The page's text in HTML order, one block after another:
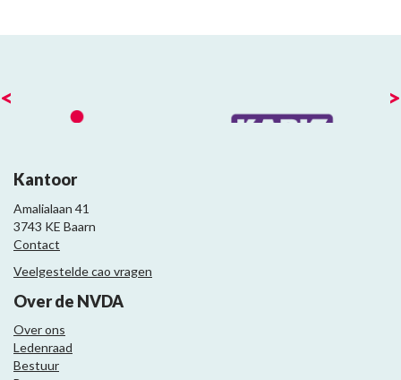
< >
Kantoor
Amalialaan 41
3743 KE Baarn
Contact
Veelgestelde cao vragen
Over de NVDA
Over ons
Ledenraad
Bestuur